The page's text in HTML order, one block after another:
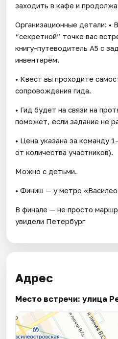
заходить в кафе и
Организационные детали: •
“секретной” точке вас
книгу-путеводитель А5 с
инвентарём.
• Квест вы проходите
сопровождения гида.
• Гид будет на связи на
поможет, если задание не
• Цена указана за команду
от количества участников).
Можно с детьми.
• Финиш — у метро
В финале — не просто
увидели Петербург
Адрес
Место встречи: улица